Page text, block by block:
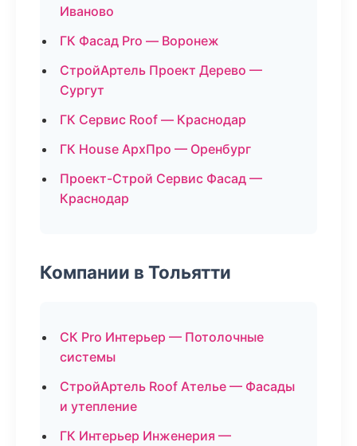
Иваново
ГК Фасад Pro — Воронеж
СтройАртель Проект Дерево —
Сургут
ГК Сервис Roof — Краснодар
ГК House АрхПро — Оренбург
Проект-Строй Сервис Фасад —
Краснодар
Компании в Тольятти
СК Pro Интерьер — Потолочные
системы
СтройАртель Roof Ателье — Фасады
и утепление
ГК Интерьер Инженерия —